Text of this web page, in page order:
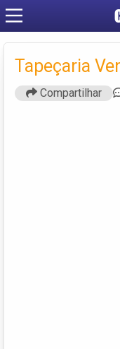
Tapeçaria
Compartilhar